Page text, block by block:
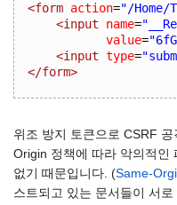
<form action="/Home/
<input
name=
value=
<input type=
</form>
위조 방지 토큰으로 CSRF
Origin 정책에 따라 악의적인
없기 때문입니다. (Same-
스트되고 있는 문서들이 서